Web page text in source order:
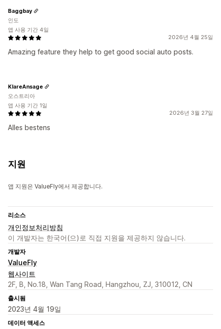
2026년 4월 25일
Amazing feature they help to get good social auto posts.
Baggbay
인도
앱 사용 기간 4일
2026년 3월 27일
Alles bestens
KlareAnsage
오스트리아
앱 사용 기간 1일
지원
앱 지원은 ValueFly에서 제공합니다.
리소스
개인정보처리방침
이 개발자는 한국어(으)로 직접 지원을 제공하지 않습니다.
개발자
ValueFly
웹사이트
2F, B, No.18, Wan Tang Road, Hangzhou, ZJ, 310012, CN
출시됨
2023년 4월 19일
데이터 액세스